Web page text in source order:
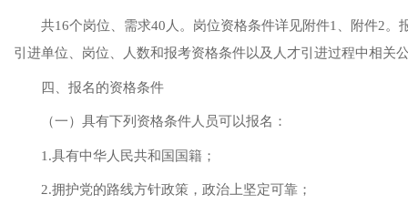
共16个岗位、需求40人。 岗位资格条件详见附件1、附件2。
引进单位、 岗位 、人数和报考资格条件以及人才引进过程中相关
四 、报名的资格条件
（一）具有下列资格条件人员可以报名：
1.具有中华人民共和国国籍；
2.拥护党的路线方针政策，政治上坚定可靠；